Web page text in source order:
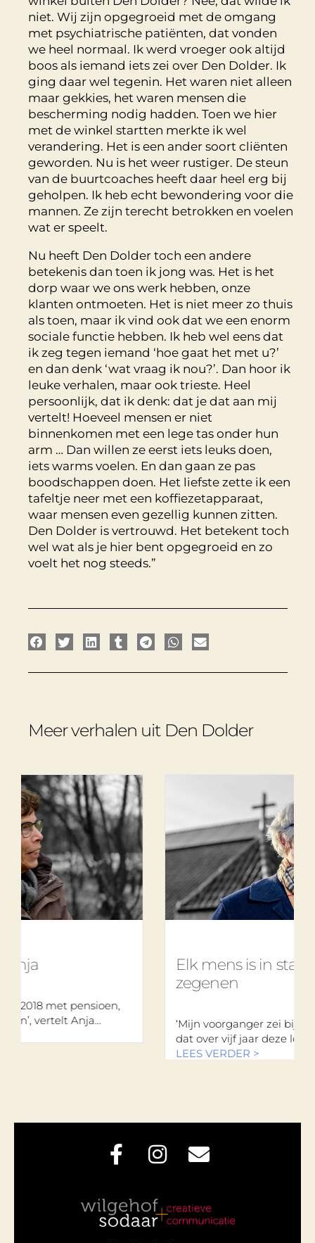
niet. Wij zijn opgegroeid met de omgang
met psychiatrische patiënten, dat vonden
we heel normaal. Ik werd vroeger ook altijd
boos als iemand iets zei over Den Dolder. Ik
ging daar wel tegenin. Het waren niet alleen
maar gekkies, het waren mensen die
bescherming nodig hadden. Toen we hier
met de winkel startten merkte ik wel
verandering. Het is een ander soort cliënten
geworden. Nu is het weer rustiger. De steun
van de buurtcoaches heeft daar heel erg bij
geholpen. Ik heb echt bewondering voor die
mannen. Ze zijn terecht betrokken en voelen
wat er speelt.
Nu heeft Den Dolder toch een andere
betekenis dan toen ik jong was. Het is het
dorp waar we ons werk hebben, onze
klanten ontmoeten. Het is niet meer zo thuis
als toen, maar ik vind ook dat we een enorm
sociale functie hebben. Ik heb wel eens dat
ik zeg tegen iemand ‘hoe gaat het met u?’
en dan denk ‘wat vraag ik nou?’. Dan hoor ik
leuke verhalen, maar ook trieste. Heel
persoonlijk, dat ik denk: dat je dat aan mij
vertelt! Hoeveel mensen er niet
binnenkomen met een lege tas onder hun
arm … Dan willen ze eerst iets leuks doen,
iets warms voelen. En dan gaan ze pas
boodschappen doen. Het liefste zette ik een
tafeltje neer met een koffiezetapparaat,
waar mensen even gezellig kunnen zitten.
Den Dolder is vertrouwd. Het betekent toch
wel wat als je hier bent opgegroeid en zo
voelt het nog steeds.”
Meer verhalen uit Den Dolder
Elk mens is in staat een ander
‘Mijn voorganger zei bij mijn intrede: “Ik
dat over vijf jaar deze lokale kerk...
LEES VERDER >